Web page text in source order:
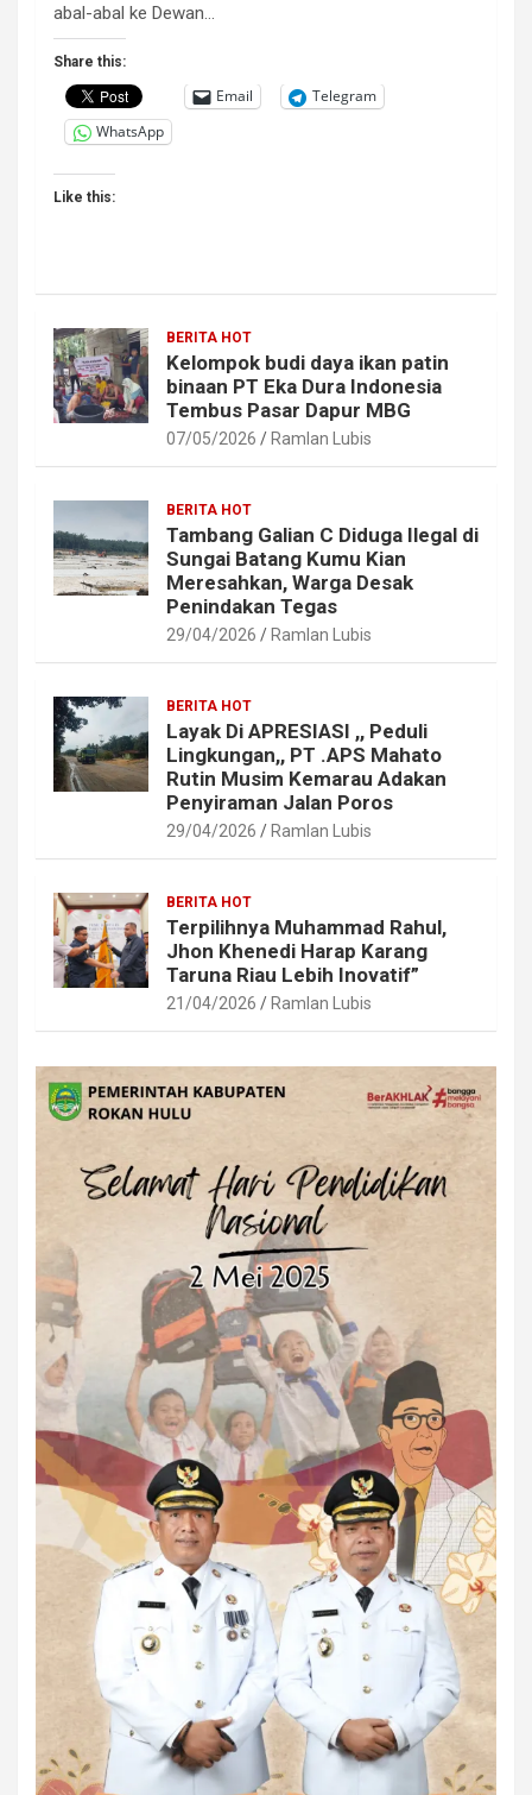
abal-abal ke Dewan…
Share this:
Email
Telegram
WhatsApp
Like this:
BERITA HOT
Kelompok budi daya ikan patin
binaan PT Eka Dura Indonesia
Tembus Pasar Dapur MBG
07/05/2026 Ramlan Lubis
BERITA HOT
Tambang Galian C Diduga Ilegal di
Sungai Batang Kumu Kian
Meresahkan, Warga Desak
Penindakan Tegas
29/04/2026 Ramlan Lubis
BERITA HOT
Layak Di APRESIASI ,, Peduli
Lingkungan,, PT .APS Mahato
Rutin Musim Kemarau Adakan
Penyiraman Jalan Poros
29/04/2026 Ramlan Lubis
BERITA HOT
Terpilihnya Muhammad Rahul,
Jhon Khenedi Harap Karang
Taruna Riau Lebih Inovatif”
21/04/2026 Ramlan Lubis